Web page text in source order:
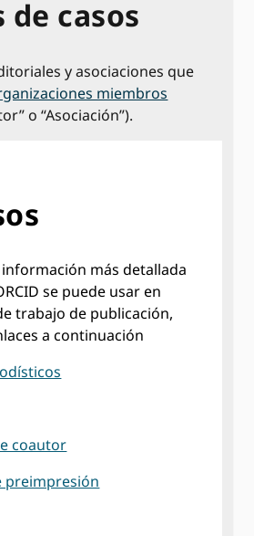
casos
y asociaciones que
miembros
o “Asociación”).
más detallada
se puede usar en
trabajo de publicación,
a continuación
coautor
preimpresión